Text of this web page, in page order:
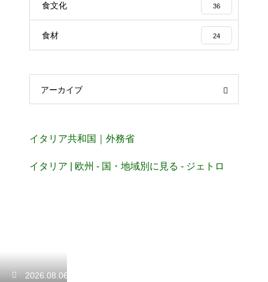
食文化 36
食材 24
アーカイブ
イタリア共和国｜外務省
イタリア | 欧州 - 国・地域別に見る - ジェトロ
2026.08.06